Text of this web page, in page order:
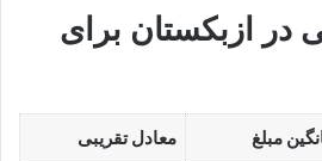
در ازبکستان برای
مبلغ معادل تقریبی